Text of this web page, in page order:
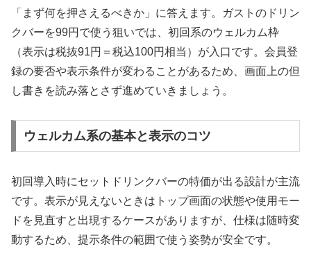
「まず何を押さえるべきか」に答えます。ガストのドリン
クバーを99円で使う狙いでは、初回系のウェルカム枠
（表示は税抜91円＝税込100円相当）が入口です。会員登
録の要否や表示条件が変わることがあるため、画面上の但
し書きを読み落とさず進めていきましょう。
ウェルカム系の基本と表示のコツ
初回導入時にセットドリンクバーの特価が出る設計が主流
です。表示が見えないときはトップ画面の状態や使用モー
ドを見直すと出現するケースがありますが、仕様は随時変
動するため、提示条件の範囲で使う姿勢が安全です。